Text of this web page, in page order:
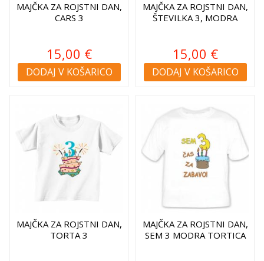
MAJČKA ZA ROJSTNI DAN,
CARS 3
15,00 €
DODAJ V KOŠARICO
MAJČKA ZA ROJSTNI DAN,
ŠTEVILKA 3, MODRA
15,00 €
DODAJ V KOŠARICO
MAJČKA ZA ROJSTNI DAN,
TORTA 3
MAJČKA ZA ROJSTNI DAN,
SEM 3 MODRA TORTICA